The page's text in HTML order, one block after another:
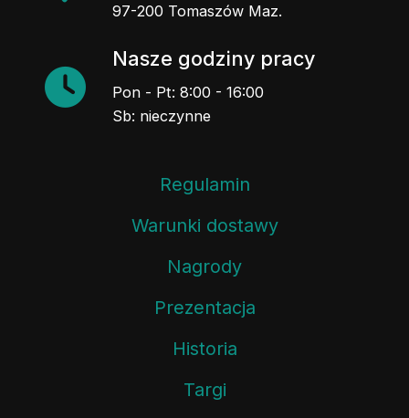
97-200 Tomaszów Maz.
Nasze godziny pracy
Pon - Pt: 8:00 - 16:00
Sb: nieczynne
Regulamin
Warunki dostawy
Nagrody
Prezentacja
Historia
Targi